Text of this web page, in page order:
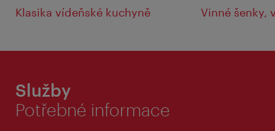
Klasika vídeňské kuchyně Vinné šenky,
Služby
Potřebné informace